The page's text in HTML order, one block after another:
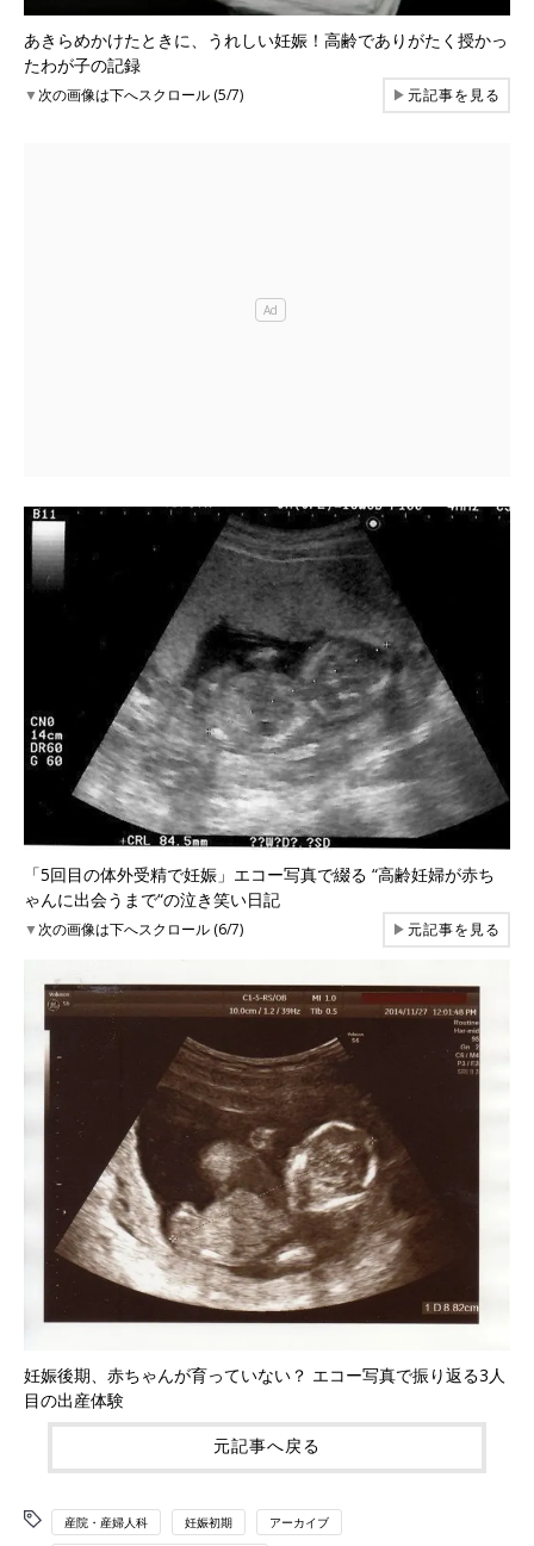
あきらめかけたときに、うれしい妊娠！高齢でありがたく授かっ
たわが子の記録
▼次の画像は下へスクロール (5/7) ▶元記事を見る
「5回目の体外受精で妊娠」エコー写真で綴る “高齢妊婦が赤ち
ゃんに出会うまで“の泣き笑い日記
▼次の画像は下へスクロール (6/7) ▶元記事を見る
妊娠後期、赤ちゃんが育っていない？ エコー写真で振り返る3人
目の出産体験
元記事へ戻る
産院・産婦人科 妊娠初期 アーカイブ